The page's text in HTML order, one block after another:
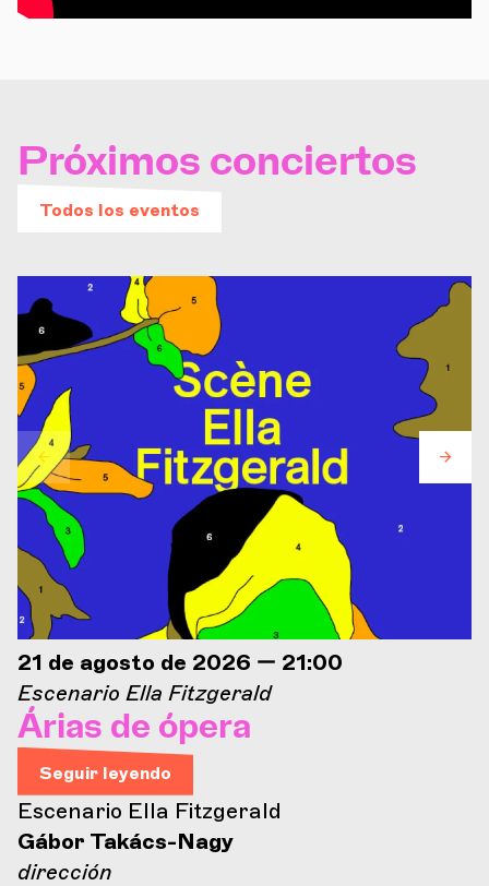
Próximos conciertos
Todos los eventos
21 de agosto de 2026 — 21:00
Escenario Ella Fitzgerald
Árias de ópera
Seguir leyendo
Escenario Ella Fitzgerald
Gábor Takács-Nagy
dirección